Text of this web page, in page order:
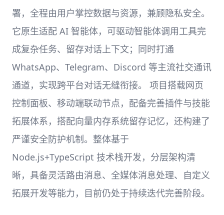
署，全程由用户掌控数据与资源，兼顾隐私安全。
它原生适配 AI 智能体，可驱动智能体调用工具完
成复杂任务、留存对话上下文；同时打通
WhatsApp、Telegram、Discord 等主流社交通讯
通道，实现跨平台对话无缝衔接。 项目搭载网页
控制面板、移动端联动节点，配备完善插件与技能
拓展体系，搭配向量内存系统留存记忆，还构建了
严谨安全防护机制。整体基于
Node.js+TypeScript 技术栈开发，分层架构清
晰，具备灵活路由消息、全媒体消息处理、自定义
拓展开发等能力，目前仍处于持续迭代完善阶段。